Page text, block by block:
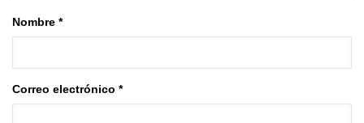
Nombre *
Correo electrónico *